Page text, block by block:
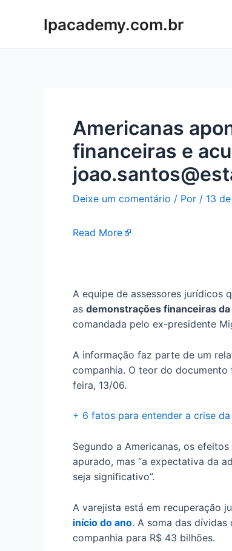
lpacademy.com.br
Americanas
financeiras e
Deixe um comentário / Por / 13
Read More
A equipe de assessores jurídicos
as demonstrações financeiras
comandada pelo ex-presidente
A informação faz parte de um
companhia. O teor do
feira, 13/06.
+ 6 fatos para entender a crise
Segundo a Americanas, os
apurado, mas “a expectativa da
seja significativo”.
A varejista está em recuperação
início do ano. A soma das
companhia para R$ 43 bilhões.